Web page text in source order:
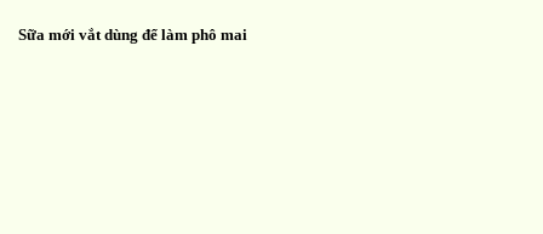
Sữa mới vắt dùng để làm phô mai